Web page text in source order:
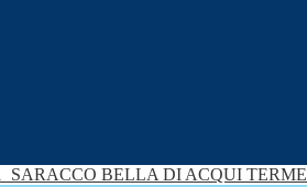
SARACCO BELLA DI ACQUI TERME